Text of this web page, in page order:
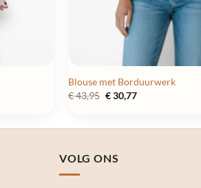
Blouse met Borduurwerk
€43,95 Oorspronkelijke
€30,77Huidige
VOLG ONS